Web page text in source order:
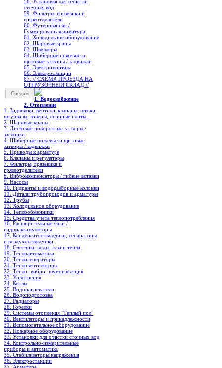
58. Установки для очистки
сточных вод
59. Фильтры, грязевики и
грязеотделители
60. Футерованная /
Гуммированная арматура
61. Холодильное oборудование
62. Шаровые краны
63. Швеллеры
64. Шиберные ножевые и
щитовые затворы / задвижки
65. Электромонтаж
66. Электростанции
67. // СХЕМА ПРОЕЗДА НА
ОТГРУЗОЧНЫЙ СКЛАД //
Средам
1. Водоснабжение
2. Отопление
1. Задвижки, вентили, клапаны, штоки,
штурвалы, коверы, опорные плиты...
2. Шаровые краны
3. Дисковые поворотные затворы /
заслонки
4. Шиберные ножевые и щитовые
затворы / задвижки
5. Приводы к арматуре
6. Клапаны и регуляторы
7. Фильтры, грязевики и
грязеотделители
8. Виброкомпенсаторы / гибкие вставки
9. Насосы
10. Гидранты и водоразборные колонки
11. Детали трубопроводов и арматуры
12. Трубы
13. Холодильное oборудование
14. Теплообменники
15. Средства учета теплопотребления
16. Расширительные баки /
гидроаккамуляторы
17. Конденсатоотводчики, сепараторы
и воздухоотводчики
18. Счетчики воды, газа и тепла
19. Теплоавтоматика
20. Теплогенераторы
21. Тепловентиляторы
22. Тепло- вибро- шумоизоляция
23. Уплотнения
24. Котлы
25. Водонагреватели
26. Водоподготовка
27. Радиаторы
28. Горелки
29. Системы отопления "Теплый пол"
30. Вентиляторы и принадлежности
31. Вспомогательное оборудование
32. Пожарное оборудование
33. Установки для очистки сточных вод
34. Контрольно-измерительные
приборы и автоматика
35. Стабилизаторы напряжения
36. Электростанции
37. Арматура